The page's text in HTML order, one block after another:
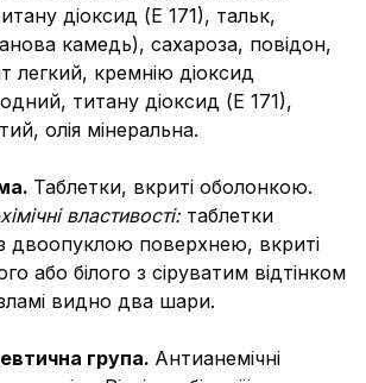
діоксид (Е 171), тальк,
камедь), сахароза, повідон,
легкий, кремнію діоксид
титану діоксид (Е 171),
олія мінеральна.
Таблетки, вкриті оболонкою.
властивості: таблетки
двоопуклою поверхнею, вкриті
або білого з сіруватим відтінком
видно два шари.
група. Антианемічні